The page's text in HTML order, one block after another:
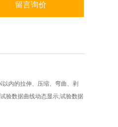
留言询价
以内的拉伸、压缩、弯曲、剥
验数据曲线动态显示,试验数据